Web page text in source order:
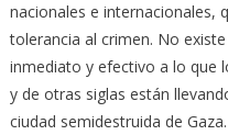
nacionales e internacionales,
tolerancia al crimen. No
inmediato y efectivo a lo que
y de otras siglas están
ciudad semidestruida de Gaza.